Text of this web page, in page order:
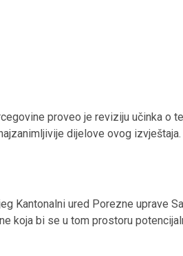
proveo je reviziju učinka o
dijelove ovog
Kantonalni ured Porezne uprave
koja bi se u tom prostoru